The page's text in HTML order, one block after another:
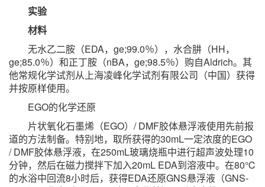
实验
材料
无水乙二胺（EDA，ge;99.0％），水合肼（HH，
ge;85.0％）和正丁胺（nBA，ge;98.5％）购自Aldrich。其
他常规化学试剂从上海凌峰化学试剂有限公司（中国）获得
并按原样使用。
EGO的化学还原
片状氧化石墨烯（EGO）/ DMF胶体悬浮液使用先前报
道的方法制备。特别地，取所获得的30mL一定浓度的EGO
/ DMF胶体悬浮液，在250mL玻璃烧瓶中进行超声波处理10
分钟，然后在磁力搅拌下加入20mL EDA到溶液中。在80℃
的水浴中回流8小时后，获得EDA还原GNS悬浮液（GNS-